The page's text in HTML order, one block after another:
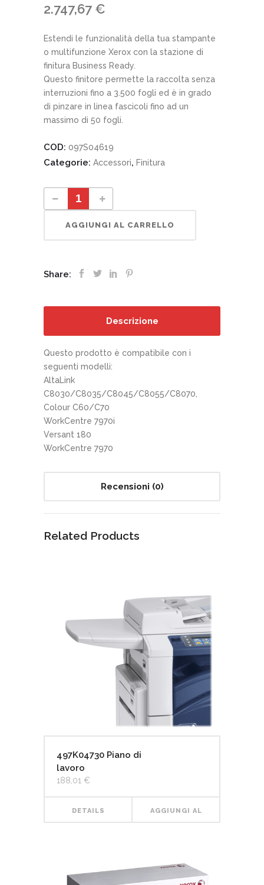
2.747,67 €
Estendi le funzionalità della tua stampante
o multifunzione Xerox con la stazione di
finitura Business Ready.
Questo finitore permette la raccolta senza
interruzioni fino a 3.500 fogli ed è in grado
di pinzare in linea fascicoli fino ad un
massimo di 50 fogli.
COD: 097S04619
Categorie: Accessori, Finitura
097S04619 Stazione di finitura Business Ready quantity
AGGIUNGI AL CARRELLO
Share:
Descrizione
Questo prodotto è compatibile con i
seguenti modelli:
AltaLink
C8030/C8035/C8045/C8055/C8070,
Colour C60/C70
WorkCentre 7970i
Versant 180
WorkCentre 7970
Recensioni (0)
Related Products
497K04730 Piano di
lavoro
188,01 €
DETAILS AGGIUNGI AL